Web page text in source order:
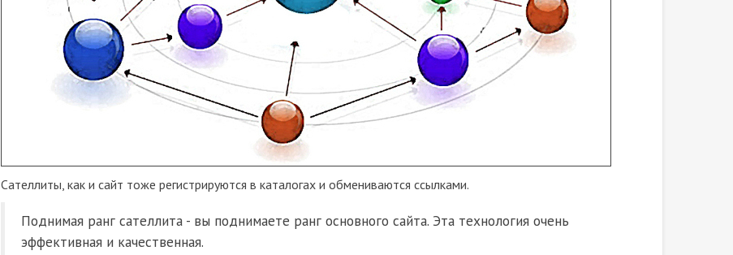
Сателлиты, как и сайт тоже регистрируются в каталогах и обмениваются ссылками.
Поднимая ранг сателлита - вы поднимаете ранг основного сайта. Эта технология очень
эффективная и качественная.